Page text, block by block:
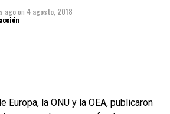
agoon 4 agosto, 2018
Europa, la ONU y la OEA, publicaron